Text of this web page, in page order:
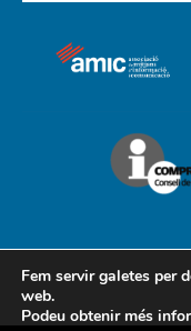
Contacte Avís legal
Fem servir galetes per
web.
Podeu obtenir més